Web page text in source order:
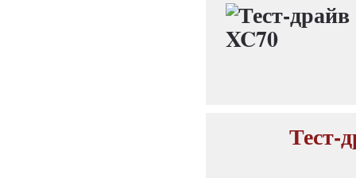
Тест-